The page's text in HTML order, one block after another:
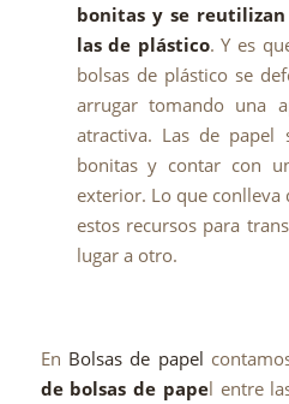
bonitas y se reutilizan
las de plástico. Y es
bolsas de plástico se
arrugar tomando una
atractiva. Las de papel
bonitas y contar con
exterior. Lo que conlleva
estos recursos para
lugar a otro.
En Bolsas de papel
de bolsas de papel entre